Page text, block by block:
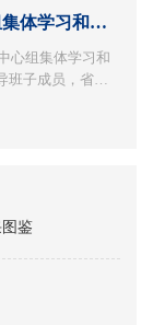
体学习和专
心组集体学习和
子成员，省委
鉴